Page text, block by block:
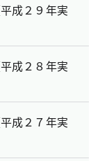
成２９年実
成２８年実
成２７年実